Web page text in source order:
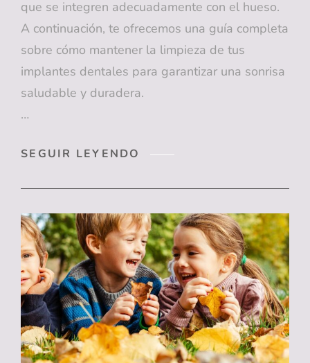
que se integren adecuadamente con el hueso.
A continuación, te ofrecemos una guía completa
sobre cómo mantener la limpieza de tus
implantes dentales para garantizar una sonrisa
saludable y duradera.
…
SEGUIR LEYENDO
¡DESCUBRE
IMPLANTES
DENTALES
PARA
UNA
SONRISA
SALUDABLE
Y
DURADERA!